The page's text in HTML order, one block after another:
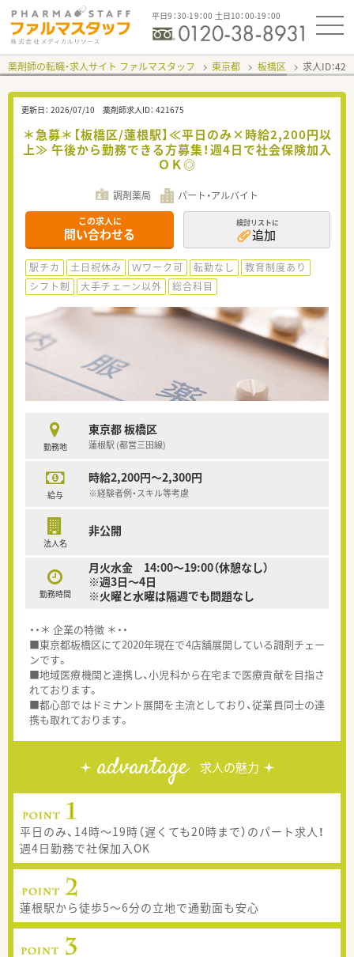
平日9：30-19：00 土日10：00-19：00
薬剤師の転職・求人サイト ファルマスタッフ 東京都 板橋区 求人ID：
更新日： 2026/07/10 薬剤師求人ID： 421675
＊急募＊【板橋区/蓮根駅】≪平日のみ×時給2,200円以
上≫ 午後から勤務できる方募集！週4日で社会保険加入
ＯＫ◎
調剤薬局 パート・アルバイト
この求人に
問い合わせる
検討リストに
追加
駅チカ 土日祝休み Ｗワーク可 転勤なし
教育制度あり
シフト制
大手チェーン以外 総合科目
勤務地
東京都 板橋区
蓮根駅 (都営三田線)
給与
時給2,200円～2,300円
※経験者例・スキル等考慮
法人名
非公開
勤務時間
月火水金 14:00～19:00（休憩なし）
※週3日～4日
※火曜と水曜は隔週でも問題なし
・・＊ 企業の特徴 ＊・・
■東京都板橋区にて2020年現在で4店舗展開している調剤チェー
ンです。
■地域医療機関と連携し、小児科から在宅まで医療貢献を目指さ
れております。
■都心部ではドミナント展開を主流としており、従業員同士の連
携も取れております。
advantage 求人の魅力
平日のみ、14時～19時（遅くても20時まで）のパート求人！
週4日勤務で社保加入OK
蓮根駅から徒歩5～6分の立地で通勤面も安心